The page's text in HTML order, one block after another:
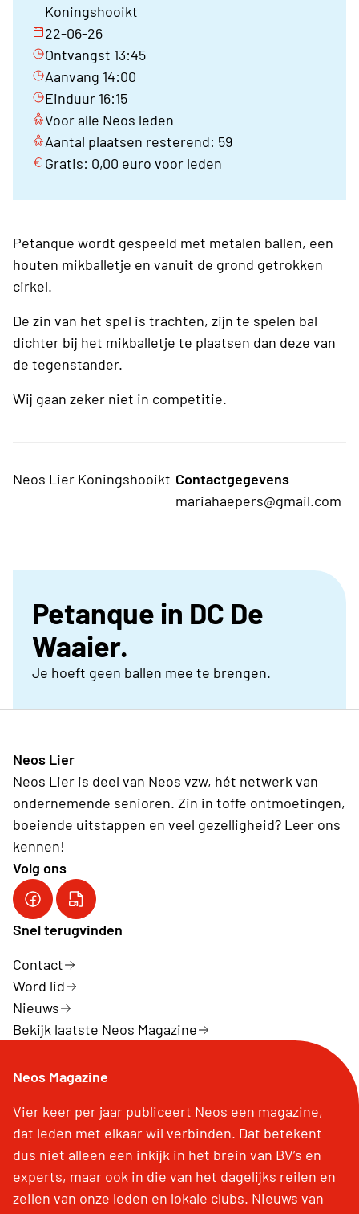
Koningshooikt
22-06-26
Ontvangst 13:45
Aanvang 14:00
Einduur 16:15
Voor alle Neos leden
Aantal plaatsen resterend: 59
Gratis: 0,00 euro voor leden
Petanque wordt gespeeld met metalen ballen, een
houten mikballetje en vanuit de grond getrokken
cirkel.
De zin van het spel is trachten, zijn te spelen bal
dichter bij het mikballetje te plaatsen dan deze van
de tegenstander.
Wij gaan zeker niet in competitie.
Neos Lier Koningshooikt Contactgegevens
mariahaepers@gmail.com
Petanque in DC De
Waaier.
Je hoeft geen ballen mee te brengen.
Neos Lier
Neos Lier is deel van Neos vzw, hét netwerk van
ondernemende senioren. Zin in toffe ontmoetingen,
boeiende uitstappen en veel gezelligheid? Leer ons
kennen!
Volg ons
Onze FB paginaYouTube kanaal van Neos VZW
Snel terugvinden
Contact
Word lid
Nieuws
Bekijk laatste Neos Magazine
Neos Magazine
Vier keer per jaar publiceert Neos een magazine,
dat leden met elkaar wil verbinden. Dat betekent
dus niet alleen een inkijk in het brein van BV’s en
experts, maar ook in die van het dagelijks reilen en
zeilen van onze leden en lokale clubs. Nieuws van